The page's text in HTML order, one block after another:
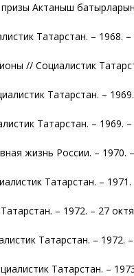
Актаныш
Татарстан. – 1968.
// Социалистик
Татарстан. –
Татарстан. – 1969.
жизнь России. – 1970.
Татарстан. – 1971.
– 1972. – 27
Татарстан. – 1972.
Татарстан. –